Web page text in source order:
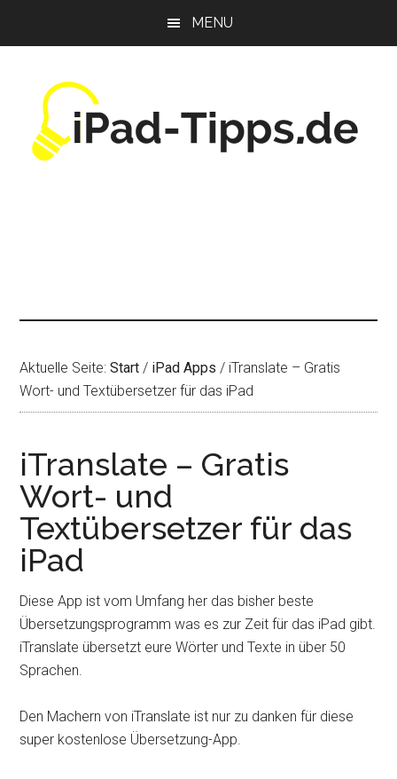
MENU
Aktuelle Seite:Start / iPad Apps / iTranslate – Gratis
Wort- und Textübersetzer für das iPad
iTranslate – Gratis
Wort- und
Textübersetzer für das
iPad
Diese App ist vom Umfang her das bisher beste
Übersetzungsprogramm was es zur Zeit für das iPad gibt.
iTranslate übersetzt eure Wörter und Texte in über 50
Sprachen.
Den Machern von iTranslate ist nur zu danken für diese
super kostenlose Übersetzung-App.